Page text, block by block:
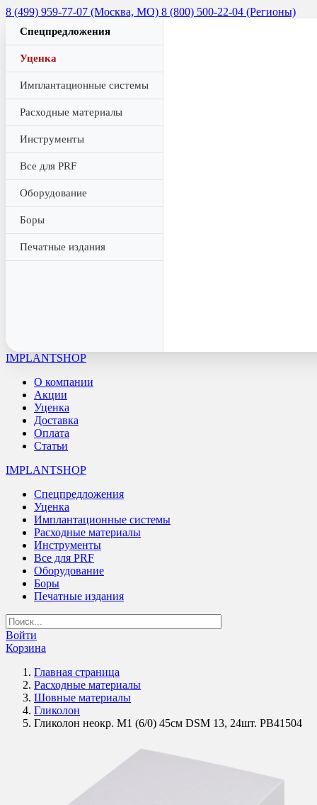
8 (499) 959-77-07 (Москва, МО) 8 (800) 500-22-04 (Регионы)
Спецпредложения
Уценка
Имплантационные системы
Расходные материалы
Инструменты
Все для PRF
Оборудование
Боры
Печатные издания
IMPLANTSHOP
О компании
Акции
Уценка
Доставка
Оплата
Статьи
IMPLANTSHOP
Спецпредложения
Уценка
Имплантационные системы
Расходные материалы
Инструменты
Все для PRF
Оборудование
Боры
Печатные издания
Войти
Корзина
Главная страница
Расходные материалы
Шовные материалы
Гликолон
Гликолон неокр. M1 (6/0) 45см DSM 13, 24шт. PB41504